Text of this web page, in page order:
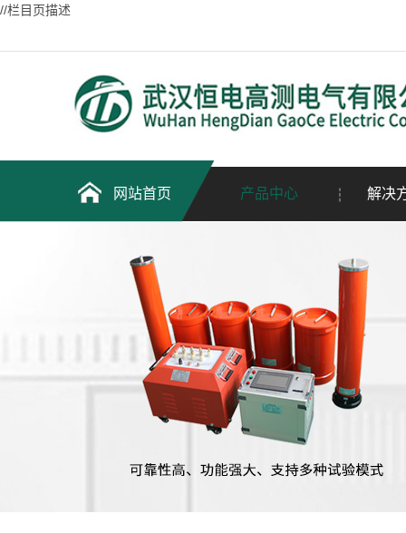
//栏目页描述
网站首页 产品中心 解决